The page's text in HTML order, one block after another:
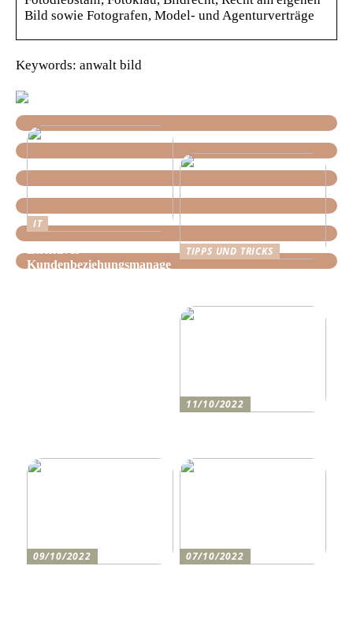
Bild sowie Fotografen, Model- und Agenturverträge
Keywords: anwalt bild
IT
Kundenbeziehungsmanage
TIPPS UND TRICKS
11/10/2022
09/10/2022
07/10/2022